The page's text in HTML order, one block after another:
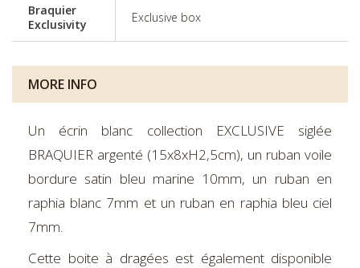
Braquier
Exclusivity
Exclusive box
MORE INFO
Un écrin blanc collection EXCLUSIVE siglée
BRAQUIER argenté (15x8xH2,5cm), un ruban voile
bordure satin bleu marine 10mm, un ruban en
raphia blanc 7mm et un ruban en raphia bleu ciel
7mm.
Cette boite à dragées est également disponible